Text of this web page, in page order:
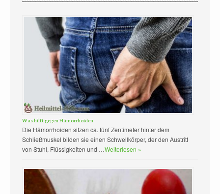
Was hilft gegen Hämorrhoiden
Die Hämorrhoiden sitzen ca. fünf Zentimeter hinter dem
Schließmuskel bilden sie einen Schwellkörper, der den Austritt
von Stuhl, Flüssigkeiten und …Weiterlesen »